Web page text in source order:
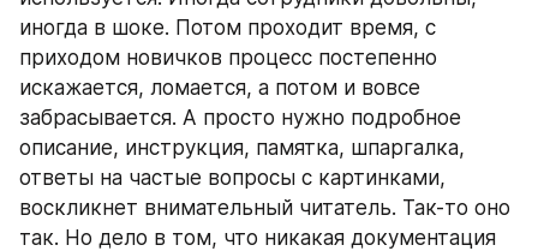
иногда в шоке. Потом проходит время, с
приходом новичков процесс постепенно
искажается, ломается, а потом и вовсе
забрасывается. А просто нужно подробное
описание, инструкция, памятка, шпаргалка,
ответы на частые вопросы с картинками,
воскликнет внимательный читатель. Так-то оно
так. Но дело в том, что никакая документация